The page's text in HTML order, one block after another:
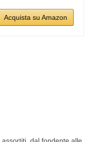
Acquista su Amazon